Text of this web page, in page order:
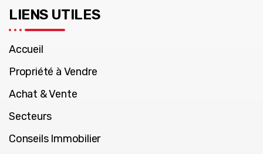
LIENS UTILES
Accueil
Propriété à Vendre
Achat & Vente
Secteurs
Conseils Immobilier